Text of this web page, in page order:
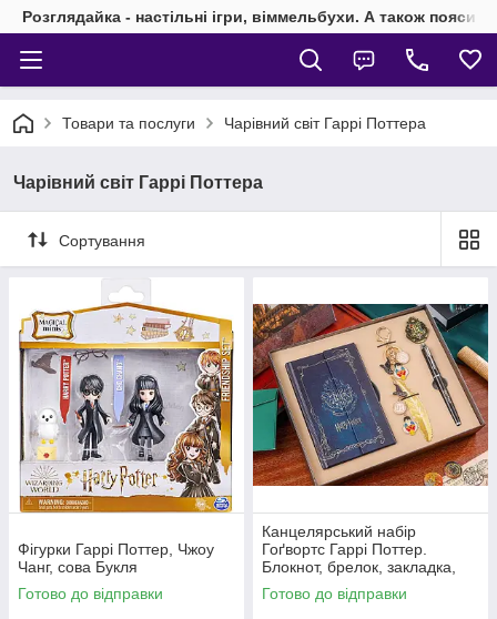
Розглядайка - настільні ігри, віммельбухи. А також пояси
Товари та послуги Чарівний світ Гаррі Поттера
Чарівний світ Гаррі Поттера
Сортування
Фігурки Гаррі Поттер, Чжоу
Чанг, сова Букля
Готово до відправки
Канцелярський набір
Гоґвортс Гаррі Поттер.
Блокнот, брелок, закладка,
значок, ручка.
Готово до відправки